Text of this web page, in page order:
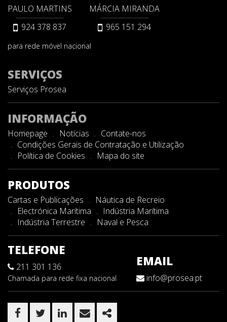
PAULO MARTINS
924 378 837
MÁRCIA MIRANDA
965 151 294
para rede móvel nacional
SERVIÇOS
Serviços Prosea
INFORMAÇÃO
Homepage Notícias
Contate-nos
Condições Gerais de Contratação e Utilização
Política de Cookies
Mapa do site
PRODUTOS
Cartas e Publicações
Náutica de Recreio
Electrónica Marítima
Indústria Marítima
Indústria Terrestre
Naval e Pesca
TELEFONE
211 301 136
Chamada para rede fixa nacional
EMAIL
info@prosea.pt
FACEBOOK
TWITTERLINKEDIN
EMAIL